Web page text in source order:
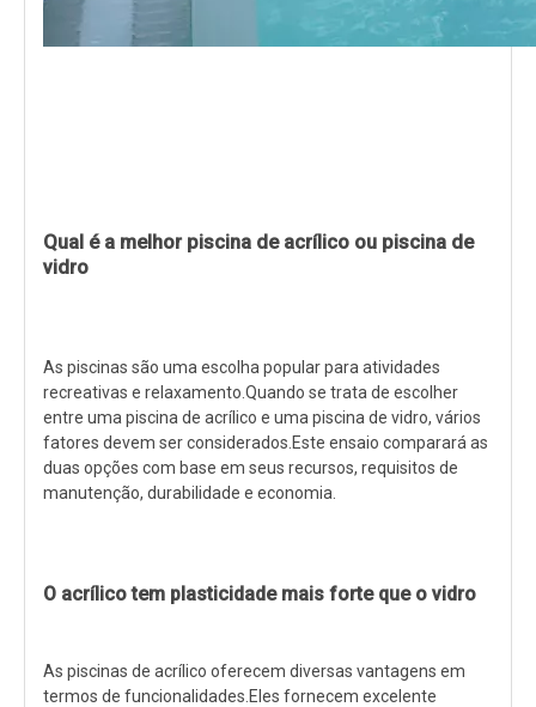
Qual é a melhor piscina de acrílico ou piscina de
vidro
As piscinas são uma escolha popular para atividades
recreativas e relaxamento.Quando se trata de escolher
entre uma piscina de acrílico e uma piscina de vidro, vários
fatores devem ser considerados.Este ensaio comparará as
duas opções com base em seus recursos, requisitos de
manutenção, durabilidade e economia.
O acrílico tem plasticidade mais forte que o vidro
As piscinas de acrílico oferecem diversas vantagens em
termos de funcionalidades.Eles fornecem excelente